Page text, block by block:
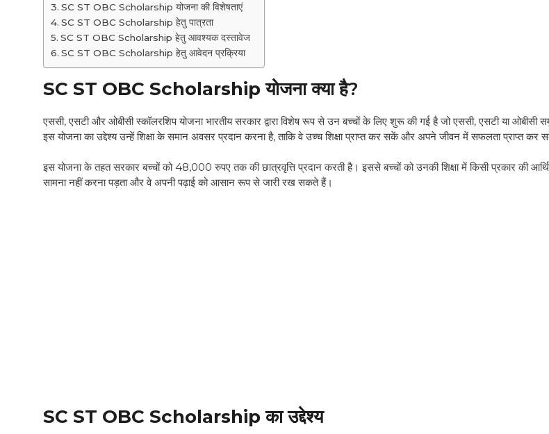
SC ST OBC Scholarship योजना की विशेषताएं
SC ST OBC Scholarship हेतु पात्रता
SC ST OBC Scholarship हेतु आवश्यक दस्तावेज
SC ST OBC Scholarship हेतु आवेदन प्रक्रिया
SC ST OBC Scholarship योजना क्या है?
एससी, एसटी और ओबीसी स्कॉलरशिप योजना भारतीय सरकार द्वारा विशेष रूप से उन बच्चों के लिए शुरू की गई है जो एससी, एसटी या ओबीसी
इस योजना का उद्देश्य उन्हें शिक्षा के समान अवसर प्रदान करना है, ताकि वे उच्च शिक्षा प्राप्त कर सकें और अपने जीवन में सफलता प्राप्त कर
इस योजना के तहत सरकार बच्चों को 48,000 रुपए तक की छात्रवृत्ति प्रदान करती है। इससे बच्चों को उनकी शिक्षा में किसी प्रकार की
सामना नहीं करना पड़ता और वे अपनी पढ़ाई को आसान रूप से जारी रख सकते हैं।
SC ST OBC Scholarship का उद्देश्य